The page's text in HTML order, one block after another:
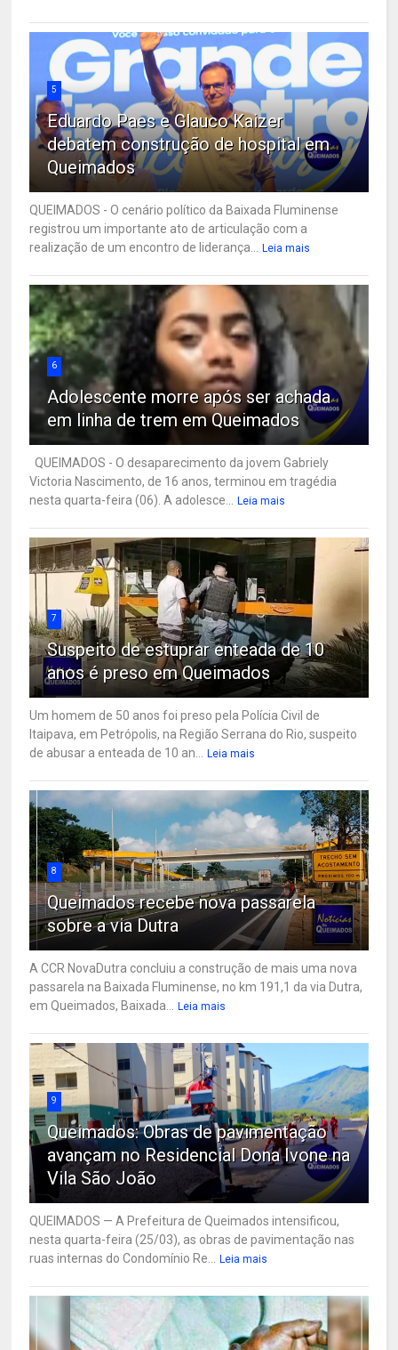
5
Eduardo Paes e Glauco Kaizer
debatem construção de hospital em
Queimados
QUEIMADOS - O cenário político da Baixada Fluminense
registrou um importante ato de articulação com a
realização de um encontro de liderança...
Leia mais
6
Adolescente morre após ser achada
em linha de trem em Queimados
QUEIMADOS - O desaparecimento da jovem Gabriely
Victoria Nascimento, de 16 anos, terminou em tragédia
nesta quarta-feira (06). A adolesce...
Leia mais
7
Suspeito de estuprar enteada de 10
anos é preso em Queimados
Um homem de 50 anos foi preso pela Polícia Civil de
Itaipava, em Petrópolis, na Região Serrana do Rio, suspeito
de abusar a enteada de 10 an...
Leia mais
8
Queimados recebe nova passarela
sobre a via Dutra
A CCR NovaDutra concluiu a construção de mais uma nova
passarela na Baixada Fluminense, no km 191,1 da via Dutra,
em Queimados, Baixada...
Leia mais
9
Queimados: Obras de pavimentação
avançam no Residencial Dona Ivone na
Vila São João
QUEIMADOS — A Prefeitura de Queimados intensificou,
nesta quarta-feira (25/03), as obras de pavimentação nas
ruas internas do Condomínio Re...
Leia mais